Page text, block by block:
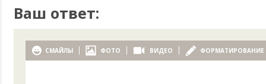
Ваш ответ:
СМАЙЛЫ ФОТО ВИДЕО ФОРМАТИРОВАНИЕ